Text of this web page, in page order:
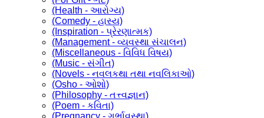
(Health - આરોગ્ય)
(Comedy - હાસ્ય)
(Inspiration - પ્રેરણાત્મક)
(Management - વ્યવસ્થા સંચાલન)
(Miscellaneous - વિવિધ વિષય)
(Music - સંગીત)
(Novels - નવલકથા તથા નવલિકાઓ)
(Osho - ઓશો)
(Philosophy - તત્ત્વજ્ઞાન)
(Poem - કવિતા)
(Pregnancy - ગર્ભાવસ્થા)